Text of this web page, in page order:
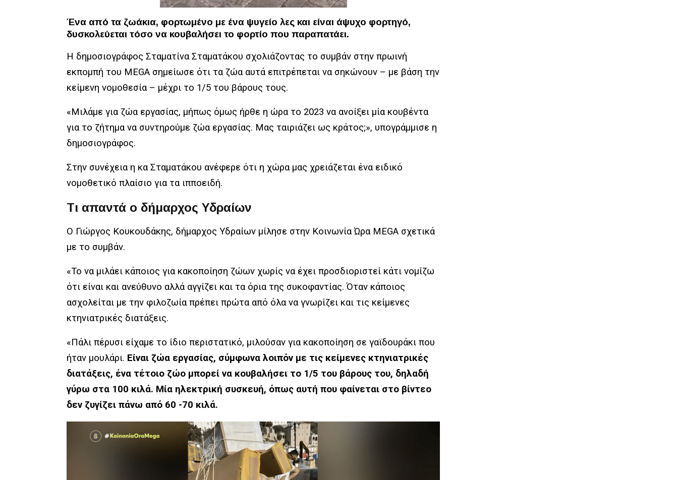
Ένα από τα ζωάκια, φορτωμένο με ένα ψυγείο λες και είναι άψυχο φορτηγό,
δυσκολεύεται τόσο να κουβαλήσει το φορτίο που παραπατάει.
Η δημοσιογράφος Σταματίνα Σταματάκου σχολιάζοντας το συμβάν στην πρωινή
εκπομπή του MEGA σημείωσε ότι τα ζώα αυτά επιτρέπεται να σηκώνουν – με βάση την
κείμενη νομοθεσία – μέχρι τo 1/5 του βάρους τους.
«Μιλάμε για ζώα εργασίας, μήπως όμως ήρθε η ώρα το 2023 να ανοίξει μία κουβέντα
για το ζήτημα να συντηρούμε ζώα εργασίας. Μας ταιριάζει ως κράτος;», υπογράμμισε η
δημοσιογράφος.
Στην συνέχεια η κα Σταματάκου ανέφερε ότι η χώρα μας χρειάζεται ένα ειδικό
νομοθετικό πλαίσιο για τα ιπποειδή.
Τι απαντά ο δήμαρχος Υδραίων
Ο Γιώργος Κουκουδάκης, δήμαρχος Υδραίων μίλησε στην Κοινωνία Ώρα MEGA σχετικά
με το συμβάν.
«Το να μιλάει κάποιος για κακοποίηση ζώων χωρίς να έχει προσδιοριστεί κάτι νομίζω
ότι είναι και ανεύθυνο αλλά αγγίζει και τα όρια της συκοφαντίας. Όταν κάποιος
ασχολείται με την φιλοζωία πρέπει πρώτα από όλα να γνωρίζει και τις κείμενες
κτηνιατρικές διατάξεις.
«Πάλι πέρυσι είχαμε το ίδιο περιστατικό, μιλούσαν για κακοποίηση σε γαϊδουράκι που
ήταν μουλάρι. Είναι ζώα εργασίας, σύμφωνα λοιπόν με τις κείμενες κτηνιατρικές
διατάξεις, ένα τέτοιο ζώο μπορεί να κουβαλήσει το 1/5 του βάρους του, δηλαδή
γύρω στα 100 κιλά. Μία ηλεκτρική συσκευή, όπως αυτή που φαίνεται στο βίντεο
δεν ζυγίζει πάνω από 60 -70 κιλά.